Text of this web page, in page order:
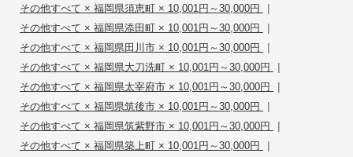
その他すべて × 福岡県須恵町 × 10,001円～30,000円 |
その他すべて × 福岡県添田町 × 10,001円～30,000円 |
その他すべて × 福岡県田川市 × 10,001円～30,000円 |
その他すべて × 福岡県大刀洗町 × 10,001円～30,000円 |
その他すべて × 福岡県太宰府市 × 10,001円～30,000円 |
その他すべて × 福岡県筑後市 × 10,001円～30,000円 |
その他すべて × 福岡県筑紫野市 × 10,001円～30,000円 |
その他すべて × 福岡県築上町 × 10,001円～30,000円 |